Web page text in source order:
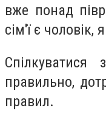
вже понад
сім'ї є
Спілкуватися
правильно,
правил.